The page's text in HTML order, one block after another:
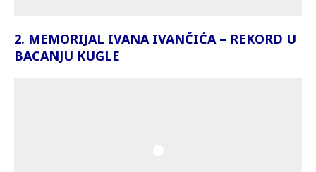
2. MEMORIJAL IVANA IVANČIĆA – REKORD U
BACANJU KUGLE